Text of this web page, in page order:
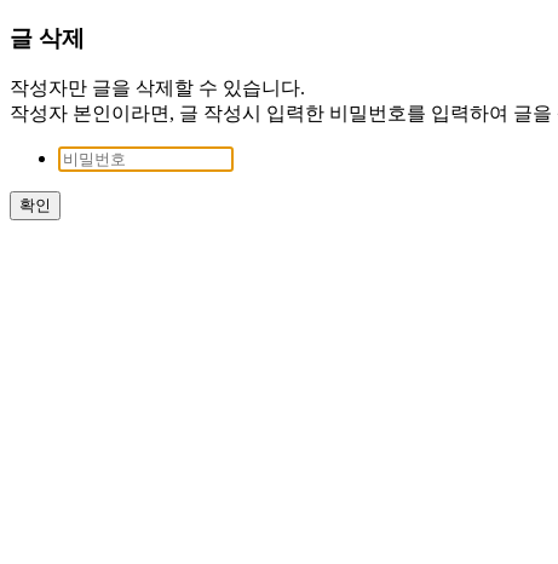
글 삭제
작성자만 글을 삭제할 수 있습니다.
작성자 본인이라면, 글 작성시 입력한 비밀번호를 입력하여 글